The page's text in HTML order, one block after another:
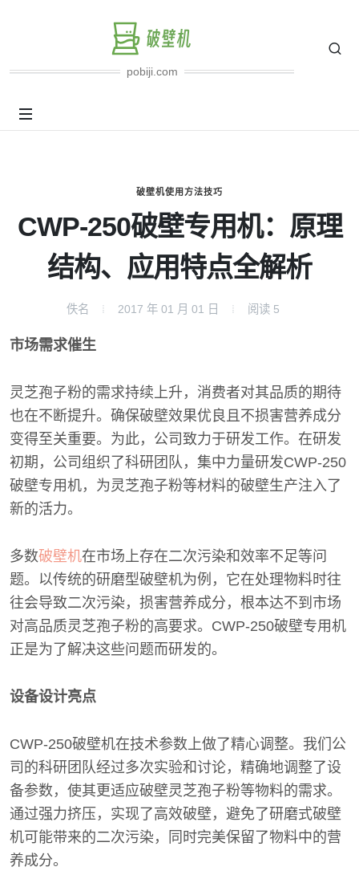
pobiji.com
破壁机使用方法技巧
CWP-250破壁专用机：原理
结构、应用特点全解析
佚名 2017 年 01 月 01 日 阅读 5
市场需求催生
灵芝孢子粉的需求持续上升，消费者对其品质的期待
也在不断提升。确保破壁效果优良且不损害营养成分
变得至关重要。为此，公司致力于研发工作。在研发
初期，公司组织了科研团队，集中力量研发CWP-250
破壁专用机，为灵芝孢子粉等材料的破壁生产注入了
新的活力。
多数破壁机在市场上存在二次污染和效率不足等问
题。以传统的研磨型破壁机为例，它在处理物料时往
往会导致二次污染，损害营养成分，根本达不到市场
对高品质灵芝孢子粉的高要求。CWP-250破壁专用机
正是为了解决这些问题而研发的。
设备设计亮点
CWP-250破壁机在技术参数上做了精心调整。我们公
司的科研团队经过多次实验和讨论，精确地调整了设
备参数，使其更适应破壁灵芝孢子粉等物料的需求。
通过强力挤压，实现了高效破壁，避免了研磨式破壁
机可能带来的二次污染，同时完美保留了物料中的营
养成分。